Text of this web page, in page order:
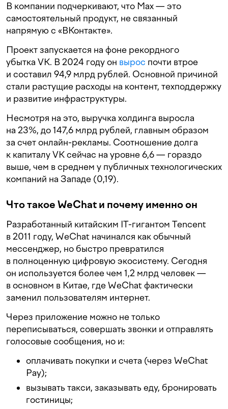
В компании подчеркивают, что Max — это
самостоятельный продукт, не связанный
напрямую с «ВКонтакте».
Проект запускается на фоне рекордного
убытка VK. В 2024 году он вырос почти втрое
и составил 94,9 млрд рублей. Основной причиной
стали растущие расходы на контент, техподдержку
и развитие инфраструктуры.
Несмотря на это, выручка холдинга выросла
на 23%, до 147,6 млрд рублей, главным образом
за счет онлайн-рекламы. Соотношение долга
к капиталу VK сейчас на уровне 6,6 — гораздо
выше, чем в среднем у публичных технологических
компаний на Западе (0,19).
Что такое WeChat и почему именно он
Разработанный китайским IT-гигантом Tencent
в 2011 году, WeChat начинался как обычный
мессенджер, но быстро превратился
в полноценную цифровую экосистему. Сегодня
он используется более чем 1,2 млрд человек —
в основном в Китае, где WeChat фактически
заменил пользователям интернет.
Через приложение можно не только
переписываться, совершать звонки и отправлять
голосовые сообщения, но и:
оплачивать покупки и счета (через WeChat
Pay);
вызывать такси, заказывать еду, бронировать
гостиницы;